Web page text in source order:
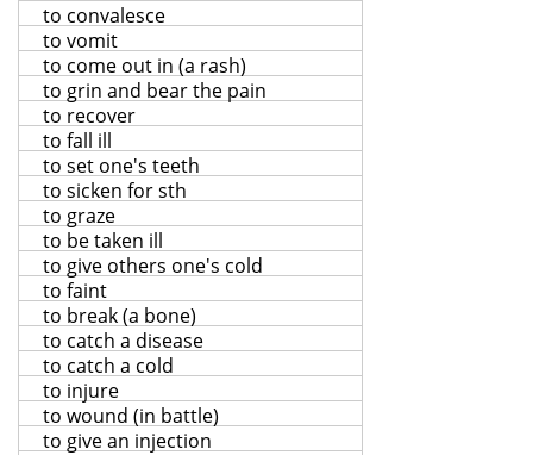
to convalesce
to vomit
to come out in (a rash)
to grin and bear the pain
to recover
to fall ill
to set one's teeth
to sicken for sth
to graze
to be taken ill
to give others one's cold
to faint
to break (a bone)
to catch a disease
to catch a cold
to injure
to wound (in battle)
to give an injection